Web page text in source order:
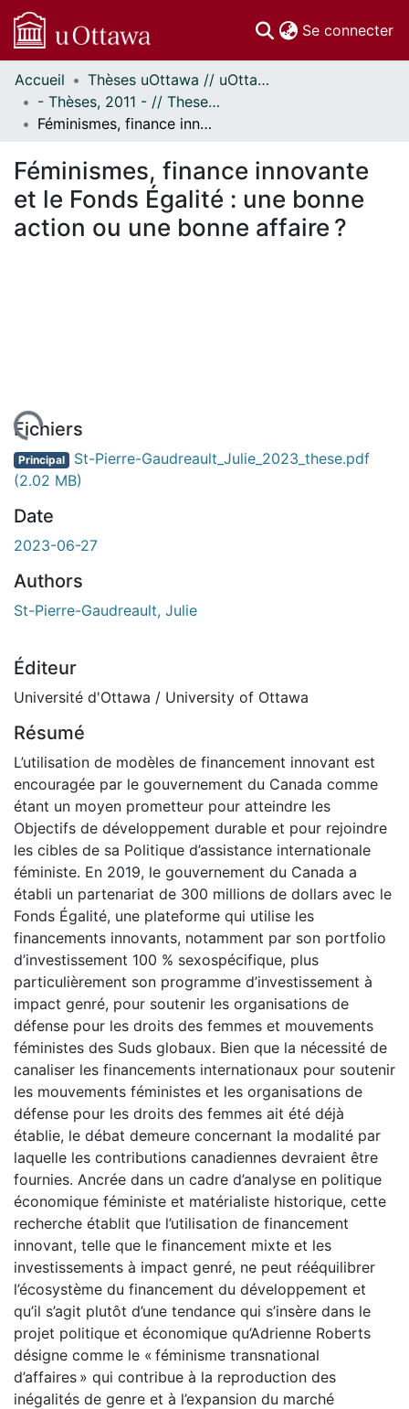
Se connecter
Communautés
et collections
Parcourir
À propos
Accueil
Thèses uOttawa // uOttawa Theses
- Thèses, 2011 - // Theses, 2011 -
Féminismes, finance innovante et le Fonds Égalité : une bonne action ou une bonne affaire ?
Féminismes, finance innovante
et le Fonds Égalité : une bonne
action ou une bonne affaire ?
Fichiers
Principal St-Pierre-Gaudreault_Julie_2023_these.pdf
(2.02 MB)
Date
2023-06-27
Authors
St-Pierre-Gaudreault, Julie
Éditeur
Université d'Ottawa / University of Ottawa
Résumé
L’utilisation de modèles de financement innovant est
encouragée par le gouvernement du Canada comme
étant un moyen prometteur pour atteindre les
Objectifs de développement durable et pour rejoindre
les cibles de sa Politique d’assistance internationale
féministe. En 2019, le gouvernement du Canada a
établi un partenariat de 300 millions de dollars avec le
Fonds Égalité, une plateforme qui utilise les
financements innovants, notamment par son portfolio
d’investissement 100 % sexospécifique, plus
particulièrement son programme d’investissement à
impact genré, pour soutenir les organisations de
défense pour les droits des femmes et mouvements
féministes des Suds globaux. Bien que la nécessité de
canaliser les financements internationaux pour soutenir
les mouvements féministes et les organisations de
défense pour les droits des femmes ait été déjà
établie, le débat demeure concernant la modalité par
laquelle les contributions canadiennes devraient être
fournies. Ancrée dans un cadre d’analyse en politique
économique féministe et matérialiste historique, cette
recherche établit que l’utilisation de financement
innovant, telle que le financement mixte et les
investissements à impact genré, ne peut rééquilibrer
l’écosystème du financement du développement et
qu’il s’agit plutôt d’une tendance qui s’insère dans le
projet politique et économique qu’Adrienne Roberts
désigne comme le « féminisme transnational
d’affaires » qui contribue à la reproduction des
inégalités de genre et à l’expansion du marché